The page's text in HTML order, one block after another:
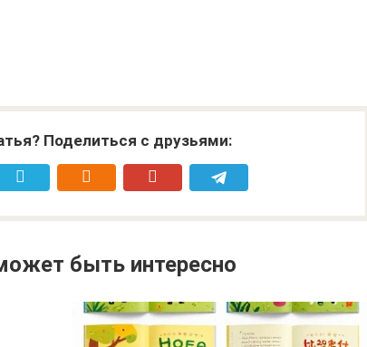
Поделиться с друзьями:
быть интересно